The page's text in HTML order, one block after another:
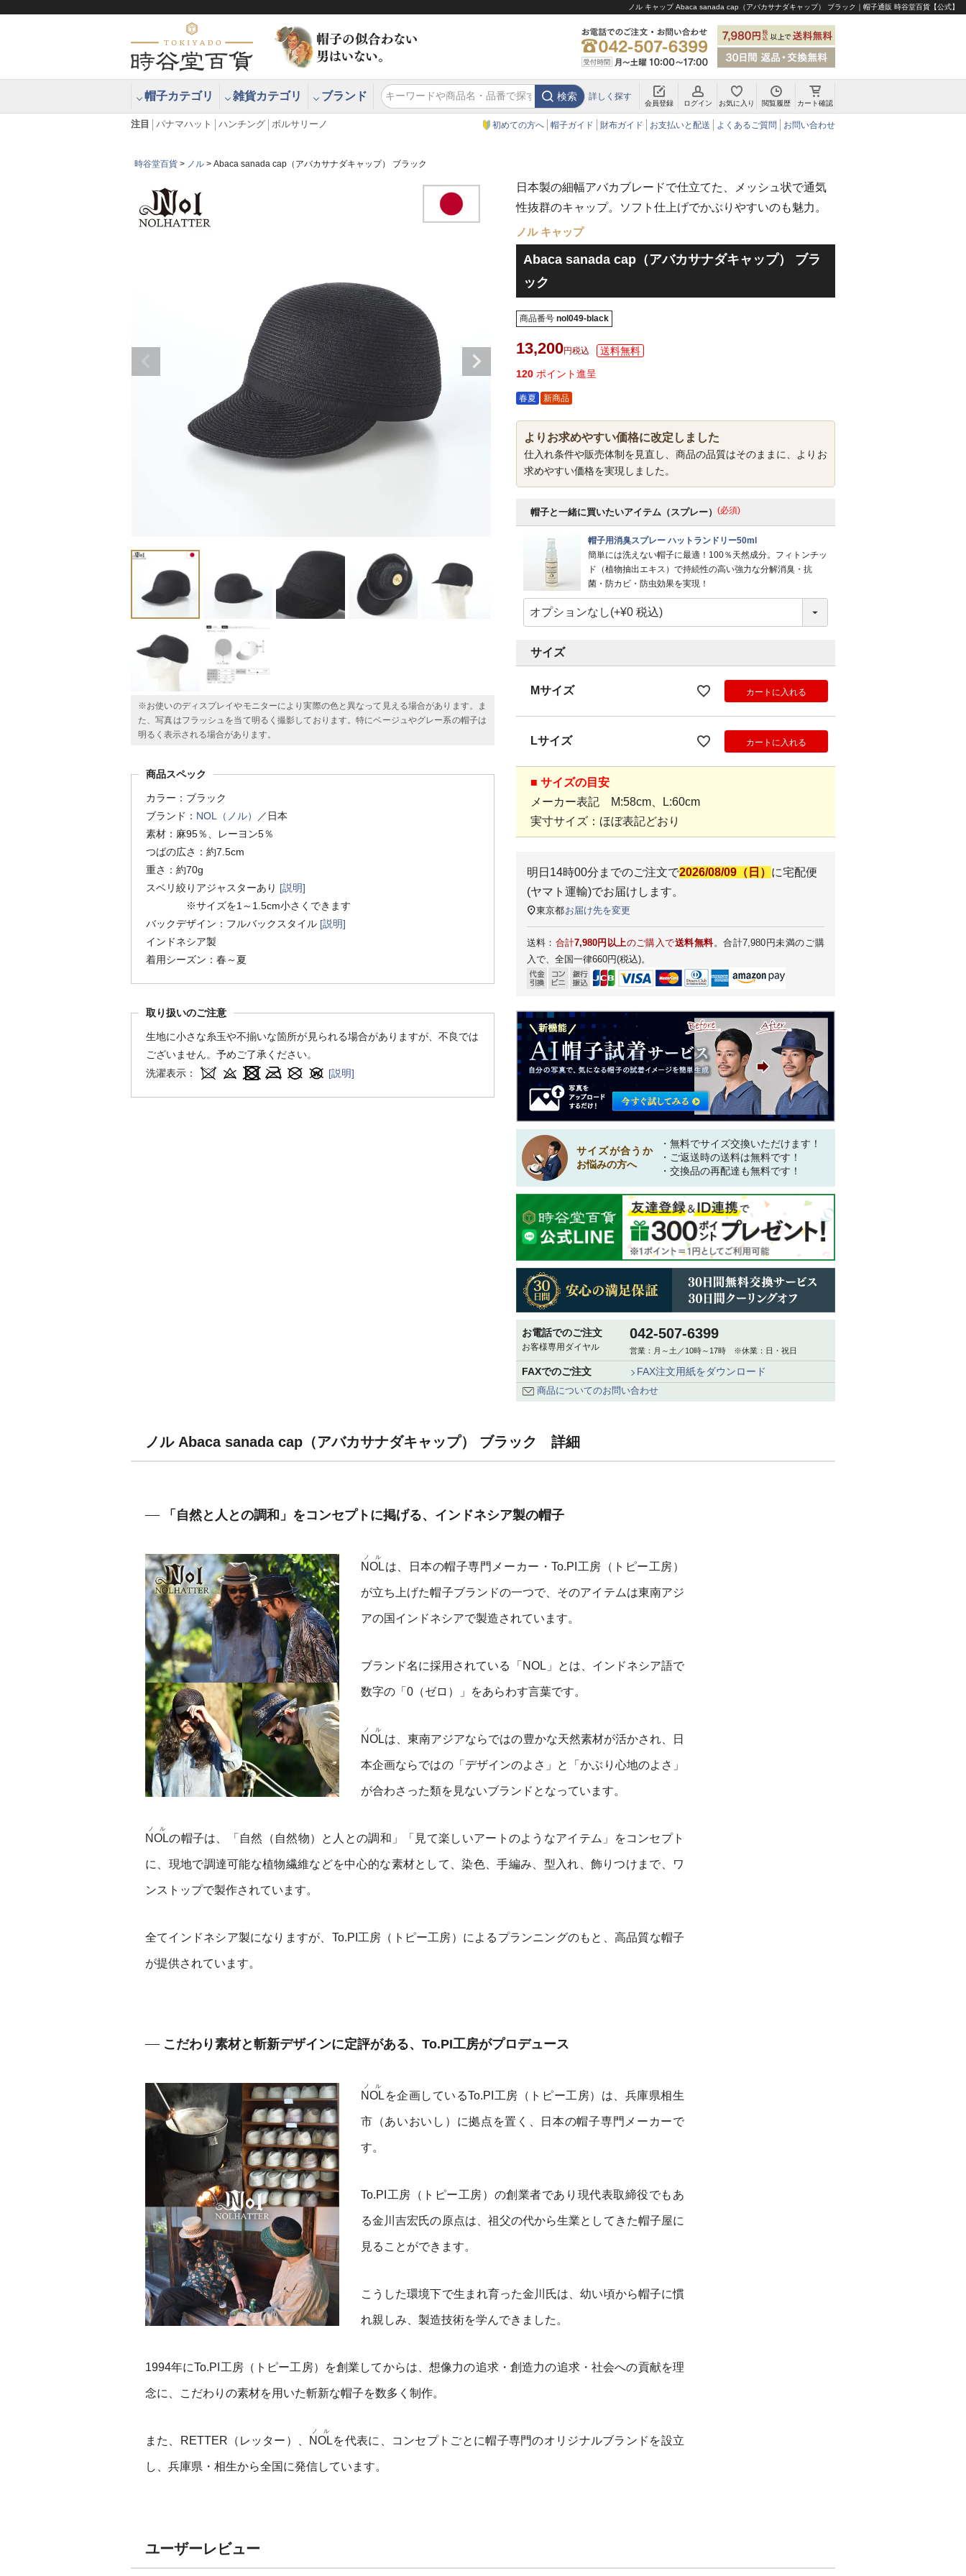
ノル キャップ Abaca sanada cap（アバカサナダキャップ） ブラック｜帽子通販 時谷堂百貨【公式】
帽子カテゴリ 雑貨カテゴリ ブランド 検索 詳しく探す
会員登録 ログイン お気に入り 閲覧履歴 カート確認
注目 パナマハット ハンチング ボルサリーノ 初めての方へ 帽子ガイド 財布ガイド お支払いと配送 よくあるご質問 お問い合わせ
時谷堂百貨 ノル Abaca sanada cap（アバカサナダキャップ） ブラック
※お使いのディスプレイやモニターにより実際の色と異なって見える場合があります。ま
た、写真はフラッシュを当て明るく撮影しております。特にベージュやグレー系の帽子は
明るく表示される場合があります。
商品スペック
カラー：ブラック
ブランド： NOL（ノル）
／日本
素材：麻95％、レーヨン5％
つばの広さ：約7.5cm
重さ：約70g
スベリ絞りアジャスターあり [説明]
※サイズを1～1.5cm小さくできます
バックデザイン：フルバックスタイル [説明]
インドネシア製
着用シーズン：春～夏
取り扱いのご注意
生地に小さな糸玉や不揃いな箇所が見られる場合がありますが、不良では
ございません。予めご了承ください。
洗濯表示：
[説明]
日本製の細幅アバカブレードで仕立てた、メッシュ状で通気
性抜群のキャップ。ソフト仕上げでかぶりやすいのも魅力。
ノル キャップ
Abaca sanada cap（アバカサナダキャップ） ブラ
ック
商品番号 nol049-black
13,200 税込
120 ポイント進呈
春夏 新商品
よりお求めやすい価格に改定しました
仕入れ条件や販売体制を見直し、商品の品質はそのままに、よりお
求めやすい価格を実現しました。
帽子と一緒に買いたいアイテム（スプレー） (必須)
帽子用消臭スプレー ハットランドリー50ml
簡単には洗えない帽子に最適！100％天然成分。フィトンチッ
ド（植物抽出エキス）で持続性の高い強力な分解消臭・抗
菌・防カビ・防虫効果を実現！
サイズ
Mサイズ カートに入れる
Lサイズ カートに入れる
■ サイズの目安
メーカー表記 M:58cm、L:60cm
実寸サイズ：ほぼ表記どおり
明日 14時00分 までのご注文で2026/08/09（日） に宅配便
(ヤマト運輸)でお届けします。
東京都お届け先を変更
送料： 合計7,980円以上のご購入で送料無料。合計7,980円未満のご購
入で、全国一律660円(税込)。
サイズが合うか
お悩みの方へ
・無料でサイズ交換いただけます！
・ご返送時の送料は無料です！
・交換品の再配達も無料です！
お電話でのご注文
お客様専用ダイヤル
042-507-6399
営業：月～土／10時～17時 ※休業：日・祝日
FAXでのご注文 FAX注文用紙をダウンロード
商品についてのお問い合わせ
ノル Abaca sanada cap（アバカサナダキャップ） ブラック 詳細
「自然と人との調和」をコンセプトに掲げる、インドネシア製の帽子
NOL
ノル
は、日本の帽子専門メーカー・To.PI工房（トピー工房）
が立ち上げた帽子ブランドの一つで、そのアイテムは東南アジ
アの国インドネシアで製造されています。
ブランド名に採用されている「NOL」とは、インドネシア語で
数字の「0（ゼロ）」をあらわす言葉です。
NOL
ノル
は、東南アジアならではの豊かな天然素材が活かされ、日
本企画ならではの「デザインのよさ」と「かぶり心地のよさ」
が合わさった類を見ないブランドとなっています。
NOL
ノル
の帽子は、「自然（自然物）と人との調和」「見て楽しいアートのようなアイテム」をコンセプト
に、現地で調達可能な植物繊維などを中心的な素材として、染色、手編み、型入れ、飾りつけまで、ワ
ンストップで製作されています。
全てインドネシア製になりますが、To.PI工房（トピー工房）によるプランニングのもと、高品質な帽子
が提供されています。
こだわり素材と斬新デザインに定評がある、To.PI工房がプロデュース
NOL
ノル
を企画しているTo.PI工房（トピー工房）は、兵庫県相生
市（あいおいし）に拠点を置く、日本の帽子専門メーカーで
す。
To.PI工房（トピー工房）の創業者であり現代表取締役でもあ
る金川吉宏氏の原点は、祖父の代から生業としてきた帽子屋に
見ることができます。
こうした環境下で生まれ育った金川氏は、幼い頃から帽子に慣
れ親しみ、製造技術を学んできました。
1994年にTo.PI工房（トピー工房）を創業してからは、想像力の追求・創造力の追求・社会への貢献を理
念に、こだわりの素材を用いた斬新な帽子を数多く制作。
また、RETTER（レッター）、 NOL
ノル
を代表に、コンセプトごとに帽子専門のオリジナルブランドを設立
し、兵庫県・相生から全国に発信しています。
ユーザーレビュー